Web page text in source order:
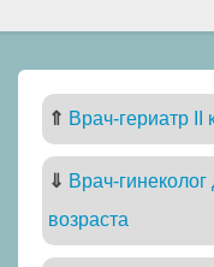
⇑ Врач-гериатр II
⇓ Врач-гинеколог
возраста